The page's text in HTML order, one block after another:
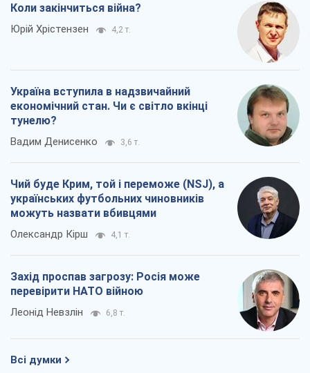
Коли закінчиться війна?
Юрій Хрістензен 4,2 т.
Україна вступила в надзвичайний
економічний стан. Чи є світло вкінці
тунелю?
Вадим Денисенко 3,6 т.
Чий буде Крим, той і переможе (NSJ), а
українських футбольних чиновників
можуть назвати вбивцями
Олександр Кірш 4,1 т.
Захід проспав загрозу: Росія може
перевірити НАТО війною
Леонід Невзлін 6,8 т.
Всі думки